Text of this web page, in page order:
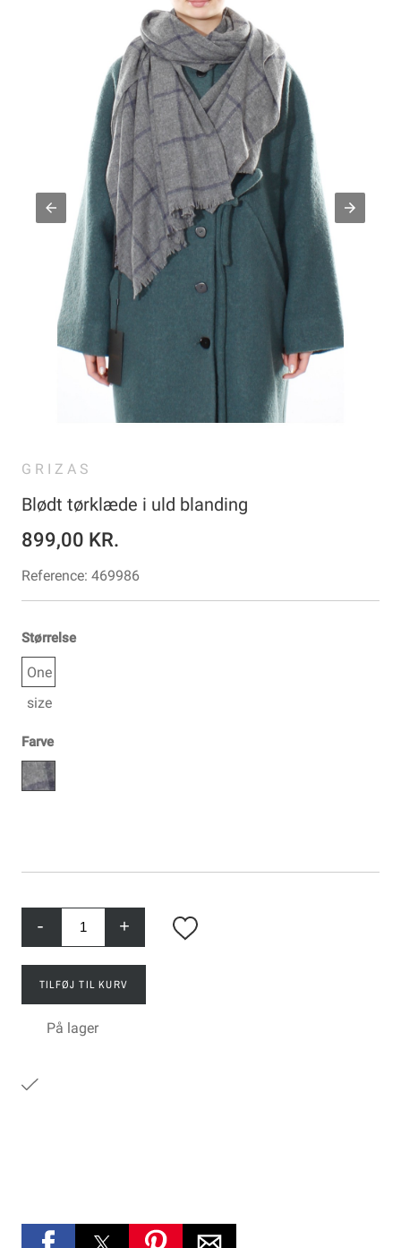
GRIZAS
Blødt tørklæde i uld blanding
899,00 KR.
Reference: 469986
Størrelse
One
size
Farve
- +
TILFØJ TIL KURV
På lager